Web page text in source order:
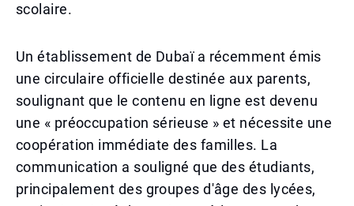
scolaire.
Un établissement de Dubaï a récemment émis
une circulaire officielle destinée aux parents,
soulignant que le contenu en ligne est devenu
une « préoccupation sérieuse » et nécessite une
coopération immédiate des familles. La
communication a souligné que des étudiants,
principalement des groupes d'âge des lycées,